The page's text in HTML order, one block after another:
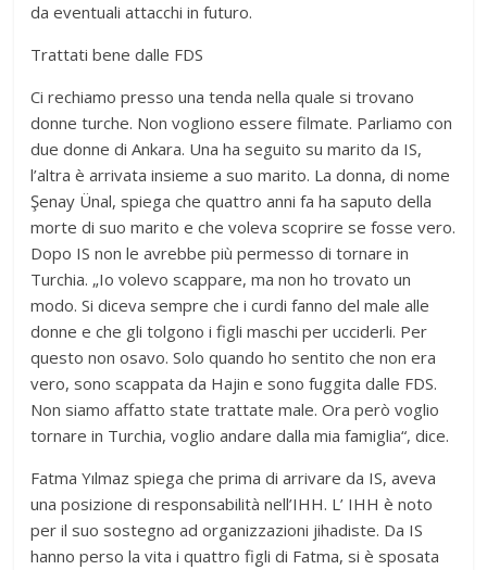
da eventuali attacchi in futuro.
Trattati bene dalle FDS
Ci rechiamo presso una tenda nella quale si trovano
donne turche. Non vogliono essere filmate. Parliamo con
due donne di Ankara. Una ha seguito su marito da IS,
l’altra è arrivata insieme a suo marito. La donna, di nome
Şenay Ünal, spiega che quattro anni fa ha saputo della
morte di suo marito e che voleva scoprire se fosse vero.
Dopo IS non le avrebbe più permesso di tornare in
Turchia. „Io volevo scappare, ma non ho trovato un
modo. Si diceva sempre che i curdi fanno del male alle
donne e che gli tolgono i figli maschi per ucciderli. Per
questo non osavo. Solo quando ho sentito che non era
vero, sono scappata da Hajin e sono fuggita dalle FDS.
Non siamo affatto state trattate male. Ora però voglio
tornare in Turchia, voglio andare dalla mia famiglia“, dice.
Fatma Yılmaz spiega che prima di arrivare da IS, aveva
una posizione di responsabilità nell’IHH. L’ IHH è noto
per il suo sostegno ad organizzazioni jihadiste. Da IS
hanno perso la vita i quattro figli di Fatma, si è sposata